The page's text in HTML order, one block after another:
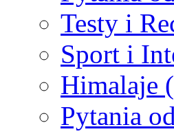
Testy i
Sport i
Himalaje
Pytania